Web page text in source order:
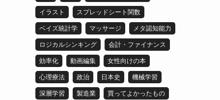
イラスト スプレッドシート関数
ベイズ統計学 マッサージ メタ認知能力
ロジカルシンキング 会計・ファイナンス
効率化 動画編集 女性向けの本
心理療法 政治 日本史 機械学習
深層学習 製造業 買ってよかったもの